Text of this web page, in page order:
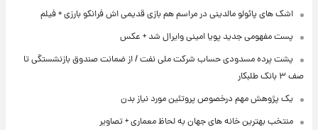
اشک های پائولو مالدینی در مراسم هم بازی قدیمی اش فرانکو بارزی + فیلم
پست مفهومی جدید پویا امینی وایرال شد + عکس
پشت پرده‌ مسدودی حساب شرکت ملی نفت / از ضمانت صندوق بازنشستگی تا
صف ۳ بانک طلبکار
یک پژوهش مهم درخصوص پروتئین مورد نیاز بدن
منتخب بهترین خانه های جهان به لحاظ معماری + تصاویر